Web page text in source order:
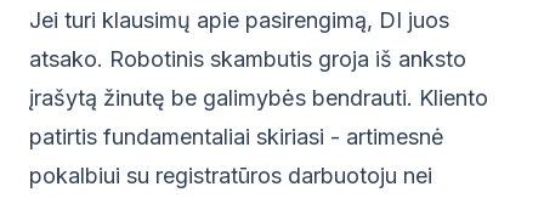
Jei turi klausimų apie pasirengimą, DI juos
atsako. Robotinis skambutis groja iš anksto
įrašytą žinutę be galimybės bendrauti. Kliento
patirtis fundamentaliai skiriasi - artimesnė
pokalbiui su registratūros darbuotoju nei